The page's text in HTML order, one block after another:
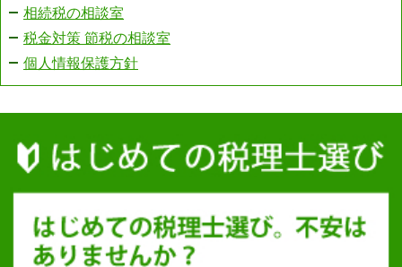
相続税の相談室
税金対策 節税の相談室
個人情報保護方針